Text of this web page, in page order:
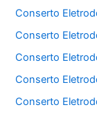
Conserto
Conserto
Conserto
Conserto
Conserto